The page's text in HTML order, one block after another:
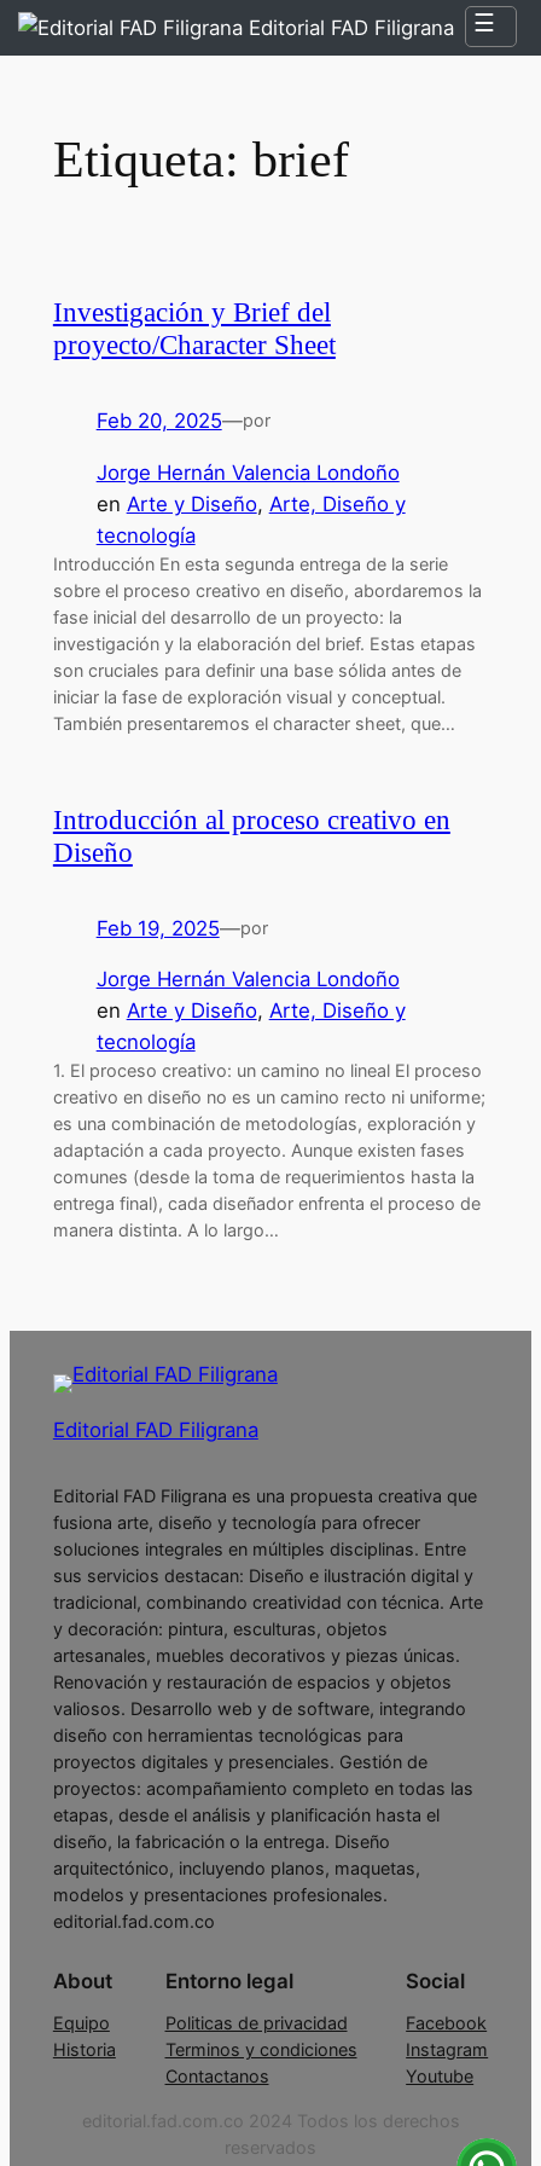
Saltar
al
Editorial FAD Filigrana ☰
Etiqueta: brief
Investigación y Brief del
proyecto/Character Sheet
Feb 20, 2025—por
Jorge Hernán Valencia Londoño
en Arte y Diseño, Arte, Diseño y
tecnología
Introducción En esta segunda entrega de la serie
sobre el proceso creativo en diseño, abordaremos la
fase inicial del desarrollo de un proyecto: la
investigación y la elaboración del brief. Estas etapas
son cruciales para definir una base sólida antes de
iniciar la fase de exploración visual y conceptual.
También presentaremos el character sheet, que…
Introducción al proceso creativo en
Diseño
Feb 19, 2025—por
Jorge Hernán Valencia Londoño
en Arte y Diseño, Arte, Diseño y
tecnología
1. El proceso creativo: un camino no lineal El proceso
creativo en diseño no es un camino recto ni uniforme;
es una combinación de metodologías, exploración y
adaptación a cada proyecto. Aunque existen fases
comunes (desde la toma de requerimientos hasta la
entrega final), cada diseñador enfrenta el proceso de
manera distinta. A lo largo…
Editorial FAD Filigrana
Editorial FAD Filigrana es una propuesta creativa que
fusiona arte, diseño y tecnología para ofrecer
soluciones integrales en múltiples disciplinas. Entre
sus servicios destacan: Diseño e ilustración digital y
tradicional, combinando creatividad con técnica. Arte
y decoración: pintura, esculturas, objetos
artesanales, muebles decorativos y piezas únicas.
Renovación y restauración de espacios y objetos
valiosos. Desarrollo web y de software, integrando
diseño con herramientas tecnológicas para
proyectos digitales y presenciales. Gestión de
proyectos: acompañamiento completo en todas las
etapas, desde el análisis y planificación hasta el
diseño, la fabricación o la entrega. Diseño
arquitectónico, incluyendo planos, maquetas,
modelos y presentaciones profesionales.
editorial.fad.com.co
About
Equipo
Historia
Entorno legal
Politicas de privacidad
Terminos y condiciones
Contactanos
Social
Facebook
Instagram
Youtube
editorial.fad.com.co 2024 Todos los derechos
reservados